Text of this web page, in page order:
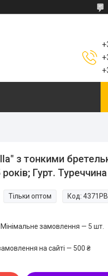
з тонкими
Гурт. Туреччина
Тільки оптом Код:
Мінімальне замовлення — 5 шт.
на сайті — 500 ₴